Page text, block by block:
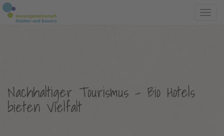
Nachhaltiger Tourismus – Bio Hotels
bieten Vielfalt